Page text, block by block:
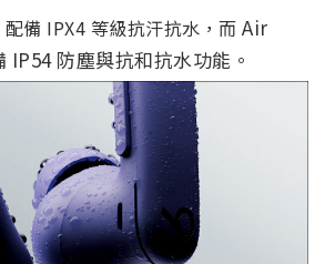
備 IPX4 等級抗汗抗水，而 Air
IP54 防塵與抗和抗水功能。